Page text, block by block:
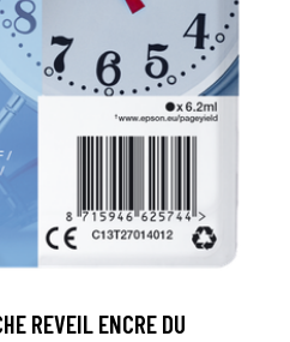
REVEIL ENCRE DU